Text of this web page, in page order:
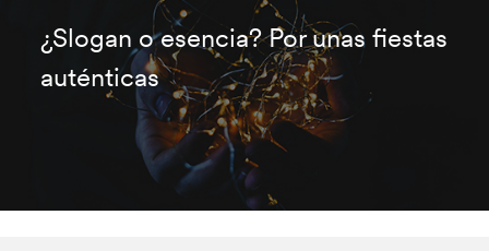
¿Slogan o esencia? Por unas fiestas
auténticas